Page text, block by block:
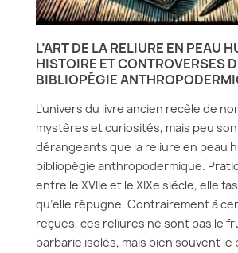
L’ART DE LA RELIURE EN PEAU
HISTOIRE ET CONTROVERSES
BIBLIOPÉGIE
L’univers du livre ancien recèle de
mystères et curiosités, mais peu
dérangeants que la reliure en peau
bibliopégie anthropodermique.
entre le XVIIe et le XIXe siècle, elle
qu’elle répugne. Contrairement à
reçues, ces reliures ne sont pas le
barbarie isolés, mais bien souvent le